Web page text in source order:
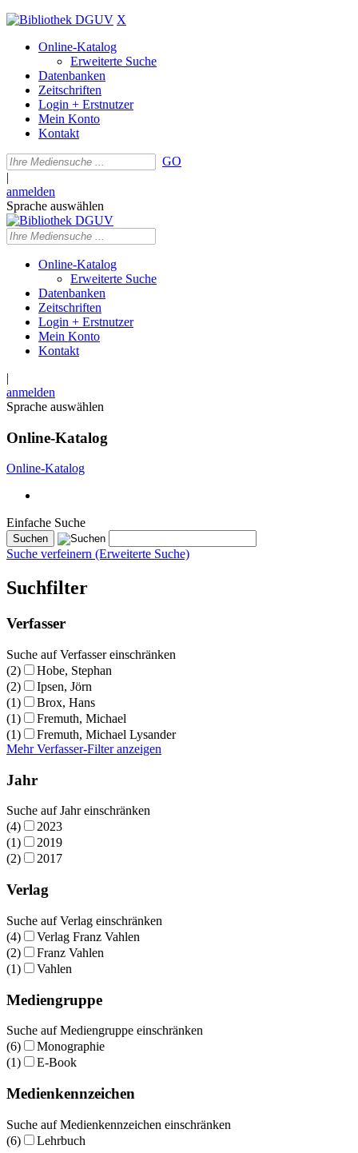
X
Online-Katalog
Erweiterte Suche
Datenbanken
Zeitschriften
Login + Erstnutzer
Mein Konto
Kontakt
GO
|
anmelden
Sprache auswählen
Online-Katalog
Erweiterte Suche
Datenbanken
Zeitschriften
Login + Erstnutzer
Mein Konto
Kontakt
|
anmelden
Sprache auswählen
Online-Katalog
Online-Katalog
Einfache Suche
Suche verfeinern (Erweiterte Suche)
Suchfilter
Verfasser
Suche auf Verfasser einschränken
(2)
Hobe, Stephan
(2)
Ipsen, Jörn
(1)
Brox, Hans
(1)
Fremuth, Michael
(1)
Fremuth, Michael Lysander
Mehr Verfasser-Filter anzeigen
Jahr
Suche auf Jahr einschränken
(4)
2023
(1)
2019
(2)
2017
Verlag
Suche auf Verlag einschränken
(4)
Verlag Franz Vahlen
(2)
Franz Vahlen
(1)
Vahlen
Mediengruppe
Suche auf Mediengruppe einschränken
(6)
Monographie
(1)
E-Book
Medienkennzeichen
Suche auf Medienkennzeichen einschränken
(6)
Lehrbuch